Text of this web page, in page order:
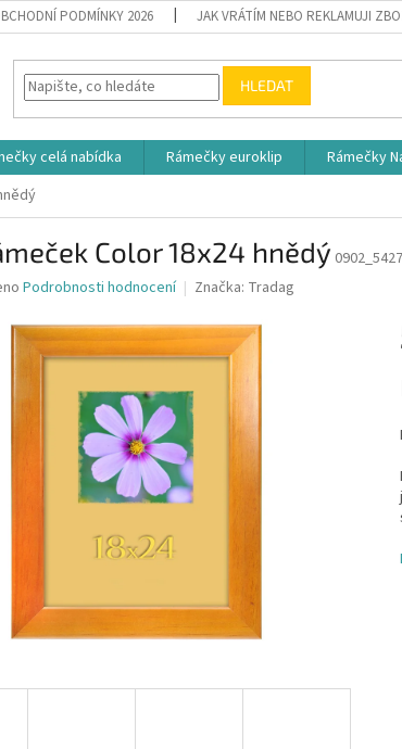
PODMÍNKY 2026 JAK VRÁTÍM NEBO REKLAMUJI
HLEDAT
celá nabídka Rámečky euroklip Rámečky
Color 18x24 hnědý
Podrobnosti hodnocení Značka: Tradag